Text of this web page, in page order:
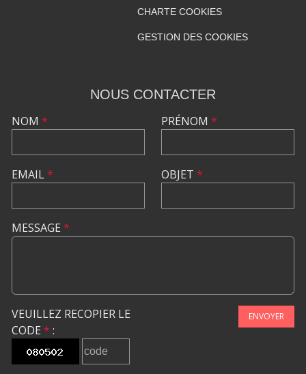
CHARTE COOKIES
GESTION DES COOKIES
NOUS CONTACTER
NOM *
EMAIL*
PRÉNOM *
OBJET *
MESSAGE *
VEUILLEZ RECOPIER LE
CODE * :
ENVOYER